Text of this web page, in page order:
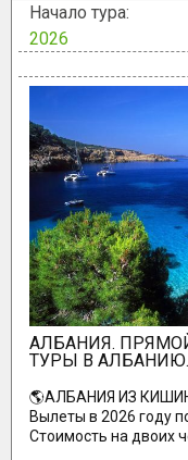
Начало тура:
2026
АЛБАНИЯ.
ТУРЫ В АЛБАНИЮ.
🌎АЛБАНИЯ ИЗ
Вылеты в 2026 году
Стоимость на двоих